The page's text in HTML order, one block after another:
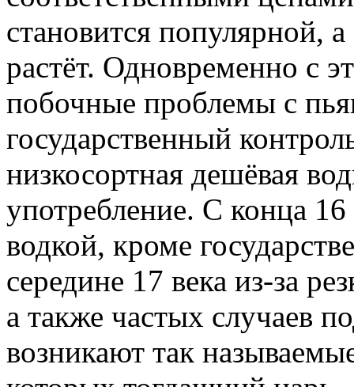
становится популярной,
растёт. Одновременно с
побочные проблемы с
государственный
низкосортная дешёвая
употребление. С конца
водкой, кроме
середине 17 века из-за
а также частых случаев
возникают так